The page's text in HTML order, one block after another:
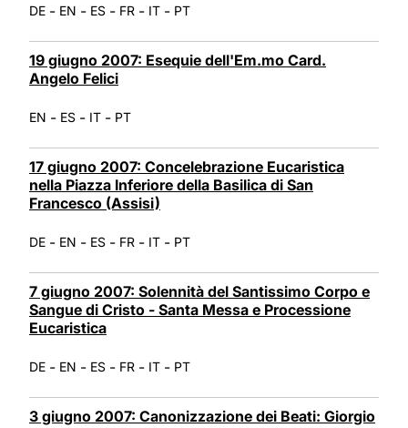
DE - EN - ES - FR - IT - PT
19 giugno 2007: Esequie dell'Em.mo Card.
Angelo Felici
EN - ES - IT - PT
17 giugno 2007: Concelebrazione Eucaristica
nella Piazza Inferiore della Basilica di San
Francesco (Assisi)
DE - EN - ES - FR - IT - PT
7 giugno 2007: Solennità del Santissimo Corpo e
Sangue di Cristo - Santa Messa e Processione
Eucaristica
DE - EN - ES - FR - IT - PT
3 giugno 2007: Canonizzazione dei Beati: Giorgio